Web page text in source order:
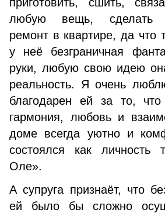
любую вещь, сделать
ремонт в квартире, да что
у неё безграничная
руки, любую свою идею
реальность. Я очень
благодарен ей за то,
гармония, любовь и
доме всегда уютно и
состоялся как личность
Оле».
А супруга признаёт, что
ей было бы сложно